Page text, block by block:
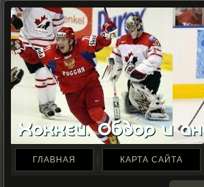
ГЛАВНАЯ КАРТА САЙТА